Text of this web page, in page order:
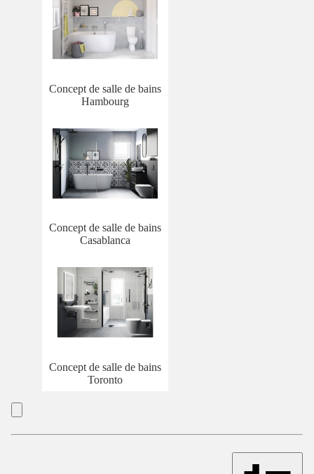
Concept de salle de bains
Hambourg
Concept de salle de bains
Casablanca
Concept de salle de bains
Toronto